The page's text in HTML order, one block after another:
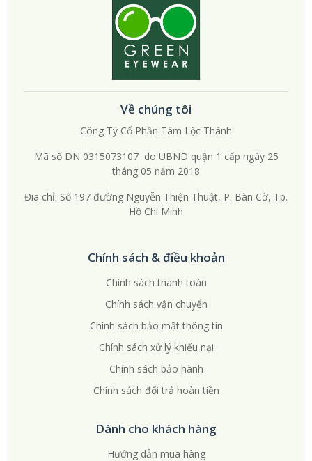
Về chúng tôi
Công Ty Cổ Phần Tâm Lộc Thành
Mã số DN 0315073107 do UBND quận 1 cấp ngày 25
tháng 05 năm 2018
Đia chỉ: Số 197 đường Nguyễn Thiện Thuật, P. Bàn Cờ, Tp.
Hồ Chí Minh
Chính sách & điều khoản
Chính sách thanh toán
Chính sách vận chuyển
Chính sách bảo mật thông tin
Chính sách xử lý khiếu nại
Chính sách bảo hành
Chính sách đổi trả hoàn tiền
Dành cho khách hàng
Hướng dẫn mua hàng